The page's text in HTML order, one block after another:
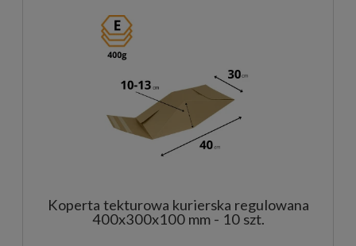
Koperta tekturowa kurierska regulowana
400x300x100 mm - 10 szt.